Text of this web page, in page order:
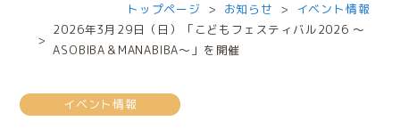
トップページ お知らせ
イベント情報
2026年3月29日（日）「こどもフェスティバル2026 ～
ASOBIBA＆MANABIBA～」を開催
イベント情報